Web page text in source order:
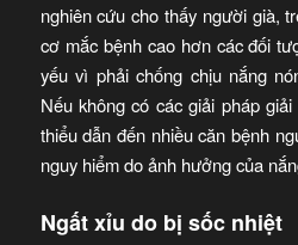
nghiên cứu cho thấy người già,
cơ mắc bệnh cao hơn các đối
yếu vì phải chống chịu nắng
Nếu không có các giải pháp
thiểu dẫn đến nhiều căn bệnh
nguy hiểm do ảnh hưởng của
Ngất xỉu do bị sốc nhiệt